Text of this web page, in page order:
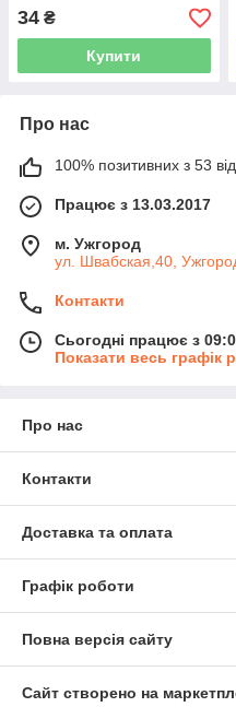
34 ₴
Купити
Про нас
100% позитивних з 53
Працює з 13.03.2017
м. Ужгород
ул. Швабская,40,
Контакти
Сьогодні працює з
Показати весь графік
Про нас
Контакти
Доставка та оплата
Графік роботи
Повна версія сайту
Сайт створено на